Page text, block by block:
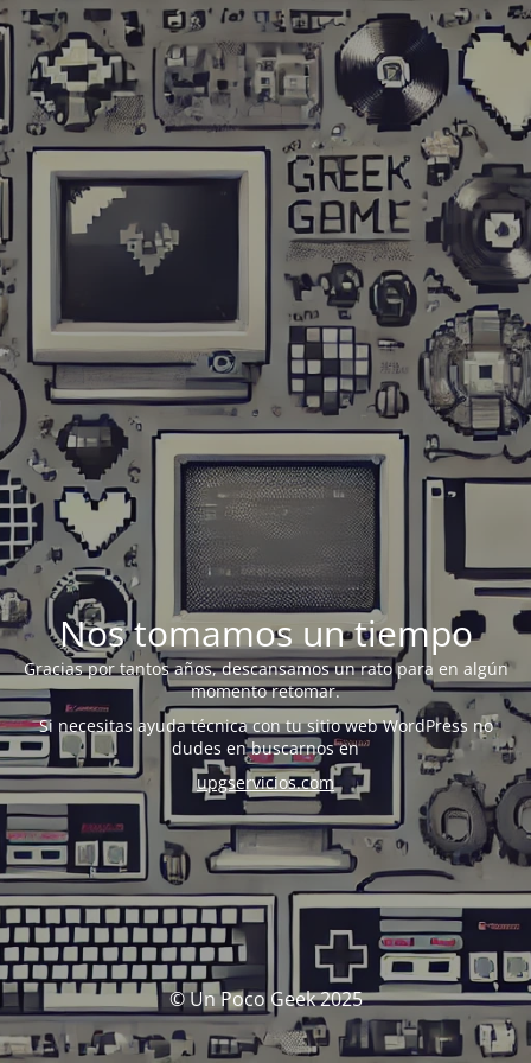
Nos tomamos un tiempo
Gracias por tantos años, descansamos un rato para en algún
momento retomar.
Si necesitas ayuda técnica con tu sitio web WordPress no
dudes en buscarnos en
upgservicios.com
© Un Poco Geek 2025